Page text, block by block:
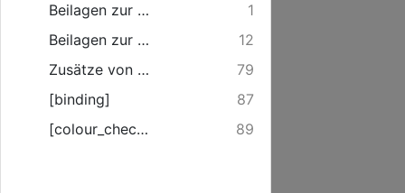
Beilagen zur Einleitung.
1
Beilagen zur Haupt-Ausführung.
12
Zusätze von Beilagen.
79
[binding]
87
[colour_checker]
89